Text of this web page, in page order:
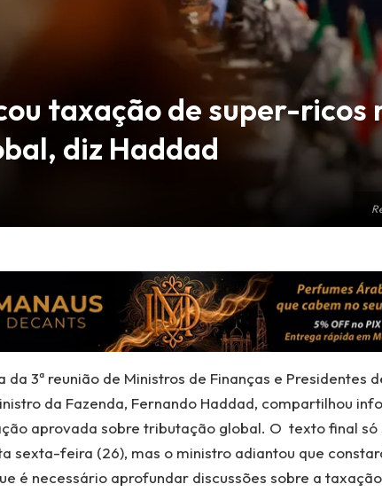
taxação de super-ricos
diz Haddad
3ª reunião de Ministros de Finanças e Presidentes
da Fazenda, Fernando Haddad, compartilhou
aprovada sobre tributação global. O texto final só
sexta-feira (26), mas o ministro adiantou que
é necessário aprofundar discussões sobre a